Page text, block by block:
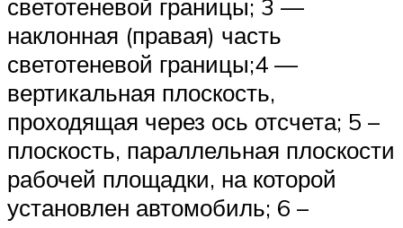
светотеневой границы; 3 —
наклонная (правая) часть
светотеневой границы;4 —
вертикальная плоскость,
проходящая через ось отсчета; 5 –
плоскость, параллельная плоскости
рабочей площадки, на которой
установлен автомобиль; 6 –